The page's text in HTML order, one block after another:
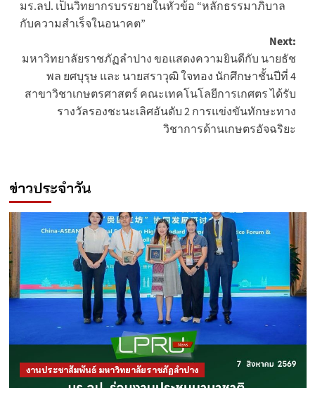
navigation
มร.ลป. เป็นวิทยากรบรรยายในหัวข้อ “หลักธรรมาภิบาล
กับความสำเร็จในอนาคต”
Next:
มหาวิทยาลัยราชภัฏลำปาง ขอแสดงความยินดีกับ นายธัช
พล ยศบุรุษ และ นายสราวุฒิ ใจทอง นักศึกษาชั้นปีที่ 4
สาขาวิชาเกษตรศาสตร์ คณะเทคโนโลยีการเกศตร ได้รับ
รางวัลรองชะนะเลิศอันดับ 2 การแข่งขันทักษะทาง
วิชาการด้านเกษตรอัจฉริยะ
ข่าวประจำวัน
งานประชาสัมพันธ์ มหาวิทยาลัยราชภัฏลำปาง